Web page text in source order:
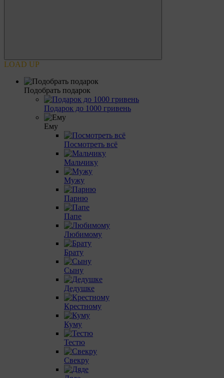
LOAD UP
Подобрать подарок
Подарок до 1000 гривень
Ему
Посмотреть всё
Мальчику
Мужу
Парню
Папе
Любимому
Брату
Сыну
Дедушке
Крестному
Куму
Тестю
Свекру